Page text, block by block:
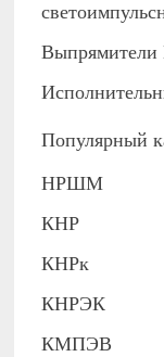
Популярный
НРШМ
КНР
КНРк
КНРЭК
КМПЭВ